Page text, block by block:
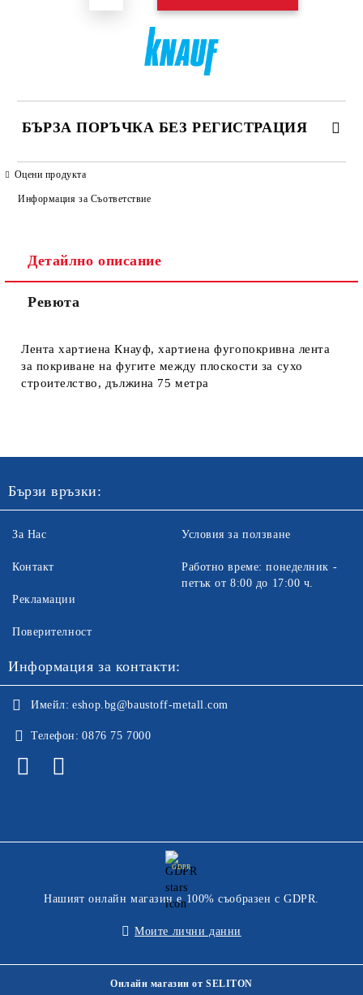
БЪРЗА ПОРЪЧКА БЕЗ РЕГИСТРАЦИЯ
Оцени продукта
Информация за Съответствие
Детайлно описание
Ревюта
Лента хартиена Кнауф, хартиена фугопокривна лента
за покриване на фугите между плоскости за сухо
строителство, дължина 75 метра
Бързи връзки:
За Нас
Контакт
Рекламации
Поверителност
Условия за ползване
Работно време: понеделник -
петък от 8:00 до 17:00 ч.
Информация за контакти:
Имейл: eshop.bg@baustoff-metall.com
Телефон: 0876 75 7000
GDPR
Нашият онлайн магазин е 100% съобразен с GDPR.
Моите лични данни
Онлайн магазин от SELITON